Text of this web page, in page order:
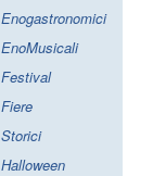
Enogastronomici
EnoMusicali
Festival
Fiere
Storici
Halloween